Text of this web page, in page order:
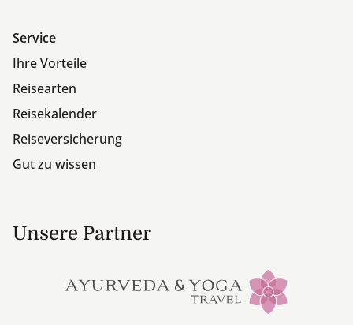
Service
Ihre Vorteile
Reisearten
Reisekalender
Reiseversicherung
Gut zu wissen
Unsere Partner